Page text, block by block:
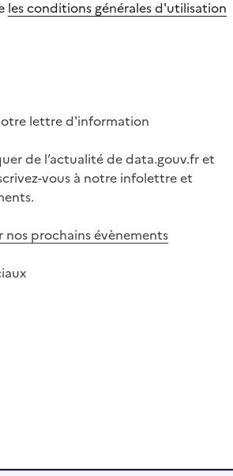
les conditions générales d'utilisation
lettre d'information
de l’actualité de data.gouv.fr et
vous à notre infolettre et
nos prochains évènements